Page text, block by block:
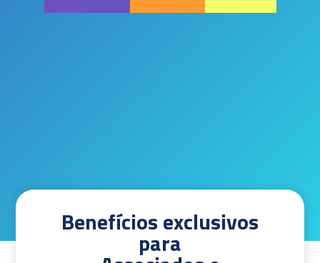
Benefícios exclusivos
para